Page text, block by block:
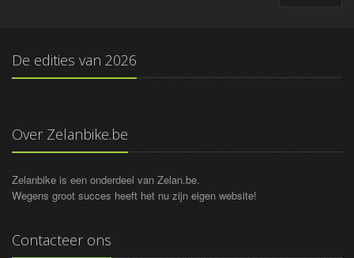
De edities van 2026
Over Zelanbike.be
Zelanbike is een onderdeel van Zelan.be.
Wegens groot succes heeft het nu zijn eigen website!
Contacteer ons